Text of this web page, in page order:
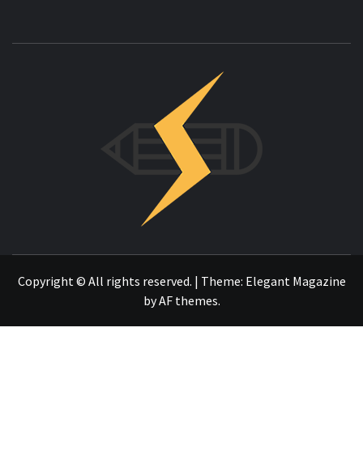
Copyright © All rights reserved. | Theme: Elegant Magazine
byAF themes.